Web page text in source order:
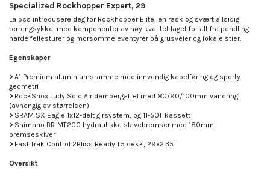
Specialized Rockhopper Expert, 29
La oss introdusere deg for Rockhopper Elite, en rask og svært allsidig
terrengsykkel med komponenter av høy kvalitet laget for alt fra pendling,
harde fellesturer og morsomme eventyrer på grusveier og lokale stier.
Egenskaper
> A1 Premium aluminiumsramme med innvendig kabelføring og sporty
geometri
> RockShox Judy Solo Air dempergaffel med 80/90/100mm vandring
(avhengig av størrelsen)
> SRAM SX Eagle 1x12-delt girsystem, og 11-50T kassett
> Shimano BR-MT200 hydrauliske skivebremser med 180mm
bremseskiver
> Fast Trak Control 2Bliss Ready T5 dekk, 29x2.35"
Oversikt